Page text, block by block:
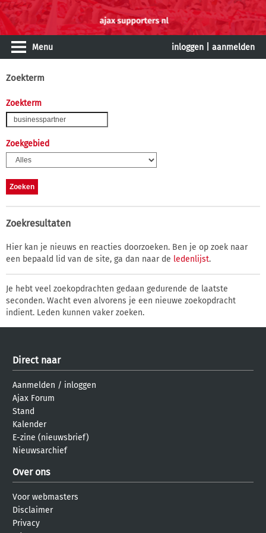
Menu inloggen aanmelden
Zoekterm
Zoekterm
Zoekgebied
Zoekresultaten
Hier kan je nieuws en reacties doorzoeken. Ben je op zoek naar
een bepaald lid van de site, ga dan naar de ledenlijst.
Je hebt veel zoekopdrachten gedaan gedurende de laatste
seconden. Wacht even alvorens je een nieuwe zoekopdracht
indient. Leden kunnen vaker zoeken.
Direct naar
Aanmelden / inloggen
Ajax Forum
Stand
Kalender
E-zine (nieuwsbrief)
Nieuwsarchief
Over ons
Voor webmasters
Disclaimer
Privacy